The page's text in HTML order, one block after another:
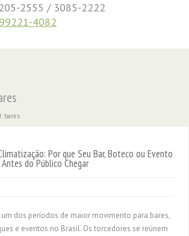
2555 / 3085-2222
4082
bares
Por que Seu Bar, Boteco ou Evento
do Público Chegar
dos períodos de maior movimento para bares,
e eventos no Brasil. Os torcedores se reúnem